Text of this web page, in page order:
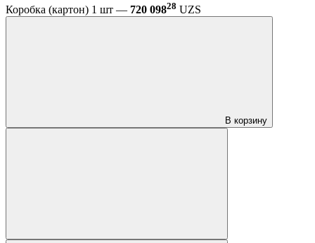
Коробка (картон) 1 шт — 720 09828 UZS
В корзину